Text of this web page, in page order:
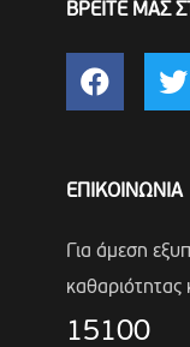
ΒΡΕΙΤΕ ΜΑΣ
ΕΠΙΚΟΙΝΩΝΙΑ
Για άμεση
καθαριότητας
15100